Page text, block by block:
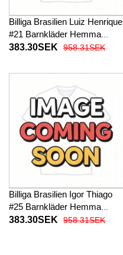
Billiga Brasilien Luiz Henrique
#21 Barnkläder Hemma
fotbollskläder till baby VM
byxor)
383.30SEK 958.31SEK
Billiga Brasilien Igor Thiago
#25 Barnkläder Hemma
fotbollskläder till baby VM
383.30SEK 958.31SEK